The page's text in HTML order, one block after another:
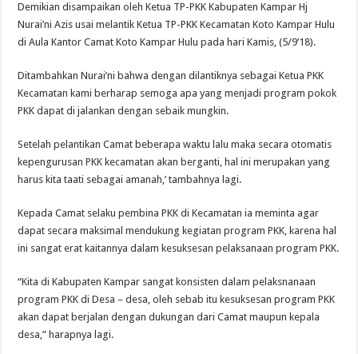
Demikian disampaikan oleh Ketua TP-PKK Kabupaten Kampar Hj
Nurai’ni Azis usai melantik Ketua TP-PKK Kecamatan Koto Kampar Hulu
di Aula Kantor Camat Koto Kampar Hulu pada hari Kamis, (5/9’18).
Ditambahkan Nurai’ni bahwa dengan dilantiknya sebagai Ketua PKK
Kecamatan kami berharap semoga apa yang menjadi program pokok
PKK dapat di jalankan dengan sebaik mungkin.
Setelah pelantikan Camat beberapa waktu lalu maka secara otomatis
kepengurusan PKK kecamatan akan berganti, hal ini merupakan yang
harus kita taati sebagai amanah,’ tambahnya lagi.
Kepada Camat selaku pembina PKK di Kecamatan ia meminta agar
dapat secara maksimal mendukung kegiatan program PKK, karena hal
ini sangat erat kaitannya dalam kesuksesan pelaksanaan program PKK.
“Kita di Kabupaten Kampar sangat konsisten dalam pelaksnanaan
program PKK di Desa – desa, oleh sebab itu kesuksesan program PKK
akan dapat berjalan dengan dukungan dari Camat maupun kepala
desa,” harapnya lagi.